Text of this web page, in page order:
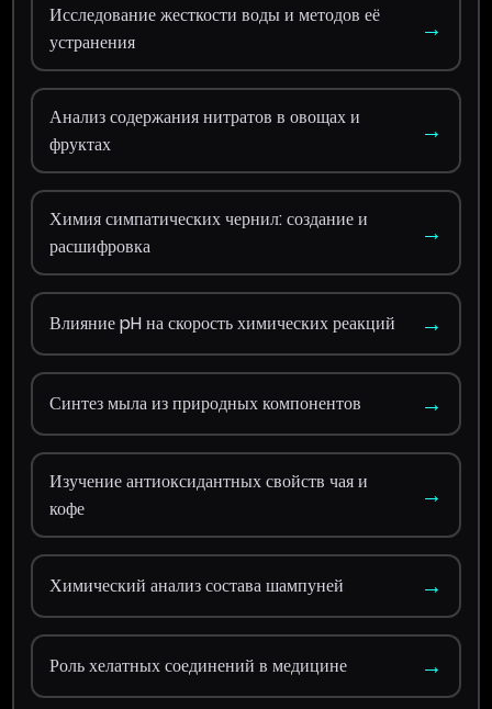
Исследование жесткости воды и методов её
устранения
→
Анализ содержания нитратов в овощах и
фруктах
→
Химия симпатических чернил: создание и
расшифровка
→
Влияние pH на скорость химических реакций →
Синтез мыла из природных компонентов →
Изучение антиоксидантных свойств чая и
кофе
→
Химический анализ состава шампуней →
Роль хелатных соединений в медицине →